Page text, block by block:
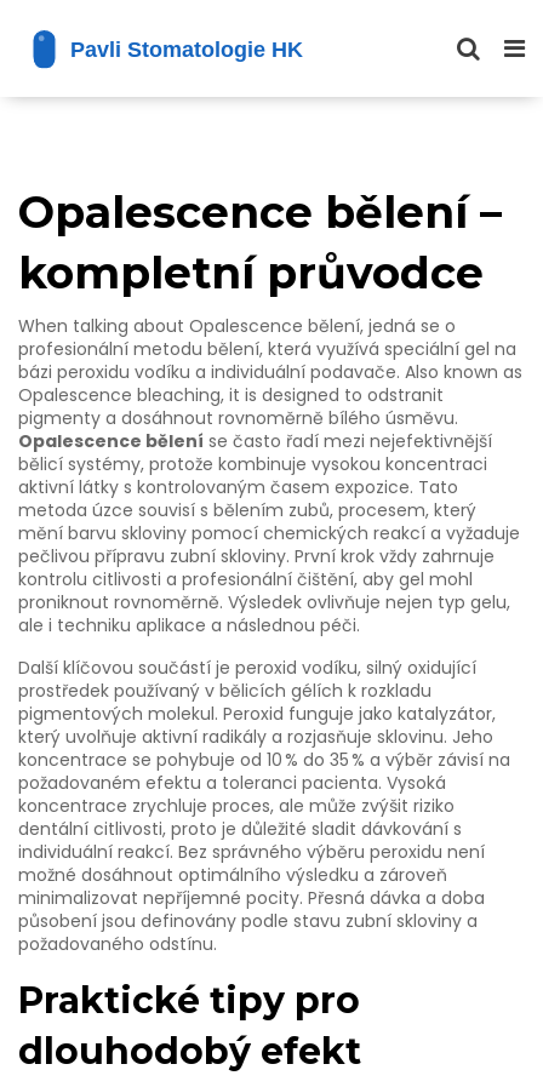
Opalescence bělení –
kompletní průvodce
When talking about Opalescence bělení, jedná se o
profesionální metodu bělení, která využívá speciální gel na
bázi peroxidu vodíku a individuální podavače. Also known as
Opalescence bleaching, it is designed to odstranit
pigmenty a dosáhnout rovnoměrně bílého úsměvu.
Opalescence bělení se často řadí mezi nejefektivnější
bělicí systémy, protože kombinuje vysokou koncentraci
aktivní látky s kontrolovaným časem expozice. Tato
metoda úzce souvisí s bělením zubů, procesem, který
mění barvu skloviny pomocí chemických reakcí a vyžaduje
pečlivou přípravu zubní skloviny. První krok vždy zahrnuje
kontrolu citlivosti a profesionální čištění, aby gel mohl
proniknout rovnoměrně. Výsledek ovlivňuje nejen typ gelu,
ale i techniku aplikace a následnou péči.
Další klíčovou součástí je peroxid vodíku, silný oxidující
prostředek používaný v bělicích gélích k rozkladu
pigmentových molekul. Peroxid funguje jako katalyzátor,
který uvolňuje aktivní radikály a rozjasňuje sklovinu. Jeho
koncentrace se pohybuje od 10 % do 35 % a výběr závisí na
požadovaném efektu a toleranci pacienta. Vysoká
koncentrace zrychluje proces, ale může zvýšit riziko
dentální citlivosti, proto je důležité sladit dávkování s
individuální reakcí. Bez správného výběru peroxidu není
možné dosáhnout optimálního výsledku a zároveň
minimalizovat nepříjemné pocity. Přesná dávka a doba
působení jsou definovány podle stavu zubní skloviny a
požadovaného odstínu.
Praktické tipy pro
dlouhodobý efekt